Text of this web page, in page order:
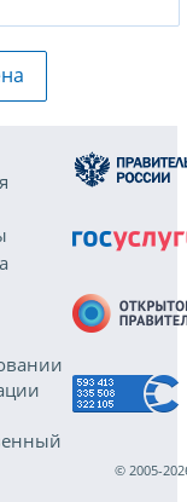
© 2005-